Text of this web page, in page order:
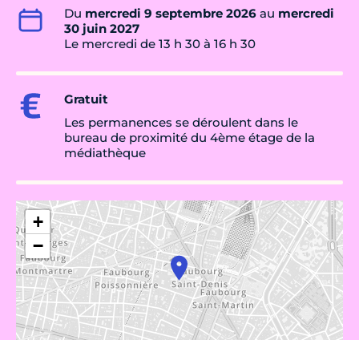
Du mercredi 9 septembre 2026 au mercredi
30 juin 2027
Le mercredi de 13 h 30 à 16 h 30
Gratuit
Les permanences se déroulent dans le
bureau de proximité du 4ème étage de la
médiathèque
+
−